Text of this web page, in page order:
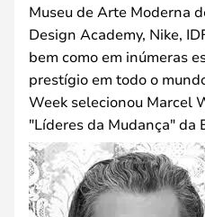
Museu de Arte Moderna
Design Academy, Nike,
bem como em inúmeras
prestígio em todo o
Week selecionou Marcel
"Líderes da Mudança" da